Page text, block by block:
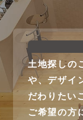
土地探しの
や、デザイ
だわりたい
ご希望の方